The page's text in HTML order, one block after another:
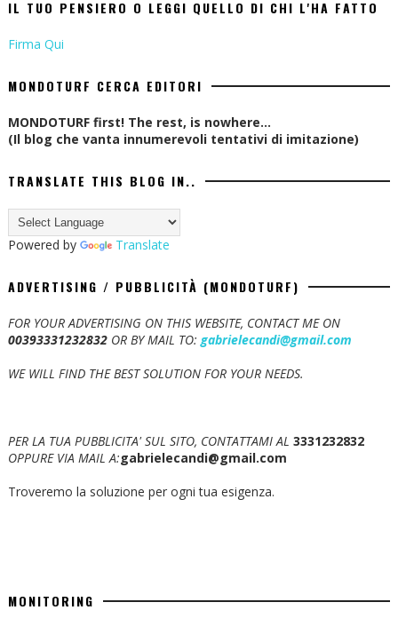
IL TUO PENSIERO O LEGGI QUELLO DI CHI L'HA FATTO
Firma Qui
MONDOTURF CERCA EDITORI
MONDOTURF first! The rest, is nowhere...
(Il blog che vanta innumerevoli tentativi di imitazione)
TRANSLATE THIS BLOG IN..
Powered by Translate
ADVERTISING / PUBBLICITÀ (MONDOTURF)
FOR YOUR ADVERTISING ON THIS WEBSITE, CONTACT ME ON
00393331232832OR BY MAIL TO:gabrielecandi@gmail.com
WE WILL FIND THE BEST SOLUTION FOR YOUR NEEDS.
PER LA TUA PUBBLICITA' SUL SITO, CONTATTAMI AL 3331232832
OPPURE VIA MAIL A:gabrielecandi@gmail.com
Troveremo la soluzione per ogni tua esigenza.
MONITORING